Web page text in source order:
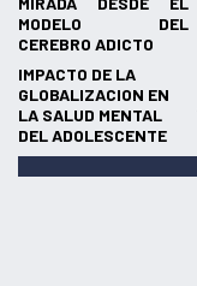
MODELO DEL
CEREBRO ADICTO
IMPACTO DE LA
GLOBALIZACION EN
LA SALUD MENTAL
DEL ADOLESCENTE